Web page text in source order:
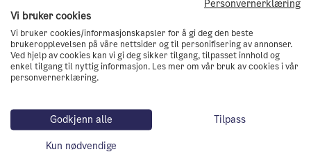
Klikk og lei, istedenfor klikk og kjøp.
Her er flere tips for et lavere
klesforbruk
Personvernerklæring
Vi bruker cookies
Vi bruker cookies/informasjonskapsler for å gi deg den beste
brukeropplevelsen på våre nettsider og til personifisering av annonser.
Ved hjelp av cookies kan vi gi deg sikker tilgang, tilpasset innhold og
enkel tilgang til nyttig informasjon. Les mer om vår bruk av cookies i vår
personvernerklæring.
Godkjenn alle
Tilpass
Kun nødvendige